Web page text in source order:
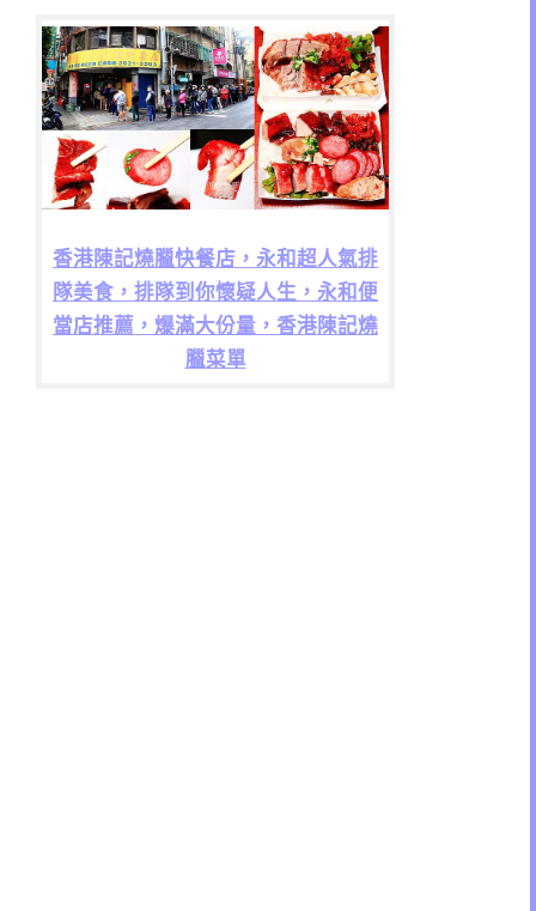
香港陳記燒臘快餐店，永和超人氣排
隊美食，排隊到你懷疑人生，永和便
當店推薦，爆滿大份量，香港陳記燒
臘菜單